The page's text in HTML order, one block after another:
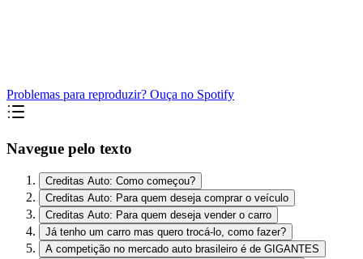
Problemas para reproduzir? Ouça no Spotify
Navegue pelo texto
Creditas Auto: Como começou?
Creditas Auto: Para quem deseja comprar o veículo
Creditas Auto: Para quem deseja vender o carro
Já tenho um carro mas quero trocá-lo, como fazer?
A competição no mercado auto brasileiro é de GIGANTES